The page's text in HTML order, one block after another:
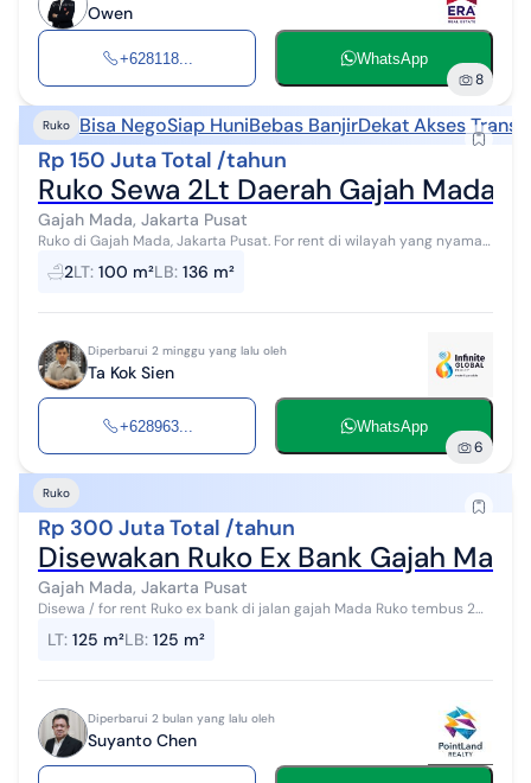
Owen
+628118... WhatsApp
8
Ruko Bisa NegoSiap HuniBebas BanjirDekat Akses
Rp 150 Juta Total /tahun
Ruko Sewa 2Lt Daerah Gajah Mada
Gajah Mada, Jakarta Pusat
Ruko di Gajah Mada, Jakarta Pusat. For rent di wilayah yang nyaman.
Dengan spesifikasinya adalah sebagai berikut: - Kamar Mandi: 2 -
Sertifika...
2LT: 100 m²LB: 136 m²
Diperbarui 2 minggu yang lalu oleh
Ta Kok Sien
+628963... WhatsApp
6
Ruko
Rp 300 Juta Total /tahun
Disewakan Ruko Ex Bank Gajah
Gajah Mada, Jakarta Pusat
Disewa / for rent Ruko ex bank di jalan gajah Mada Ruko tembus 2
kantor, bank, m...
LT: 125 m²LB: 125 m²
Diperbarui 2 bulan yang lalu oleh
Suyanto Chen